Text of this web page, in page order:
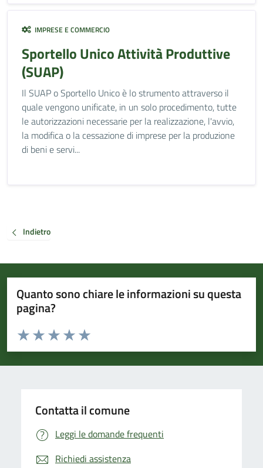
IMPRESE E COMMERCIO
Sportello Unico Attività Produttive
(SUAP)
Il SUAP o Sportello Unico è lo strumento attraverso il
quale vengono unificate, in un solo procedimento, tutte
le autorizzazioni necessarie per la realizzazione, l'avvio,
la modifica o la cessazione di imprese per la produzione
di beni e servi...
Indietro
Quanto sono chiare le informazioni su questa
pagina?
Valuta da 1 a 5 stelle la pagina
Valuta 5 stelle su 5
Valuta 4 stelle su 5
Valuta 3 stelle su 5
Valuta 2 stelle su 5
Valuta 1 stelle su 5
Contatta il comune
Leggi le domande frequenti
Richiedi assistenza